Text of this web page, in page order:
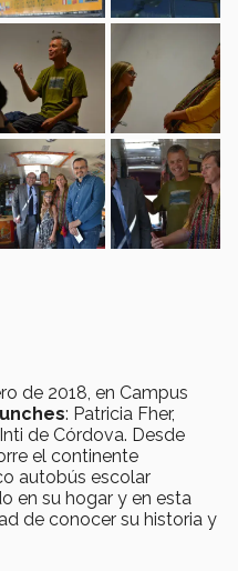
de 2018, en Campus
: Patricia Fher,
de Córdova. Desde
el continente
autobús escolar
en su hogar y en esta
de conocer su historia y